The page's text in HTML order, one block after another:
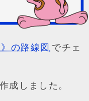
の路線図 でチェ
成しました。